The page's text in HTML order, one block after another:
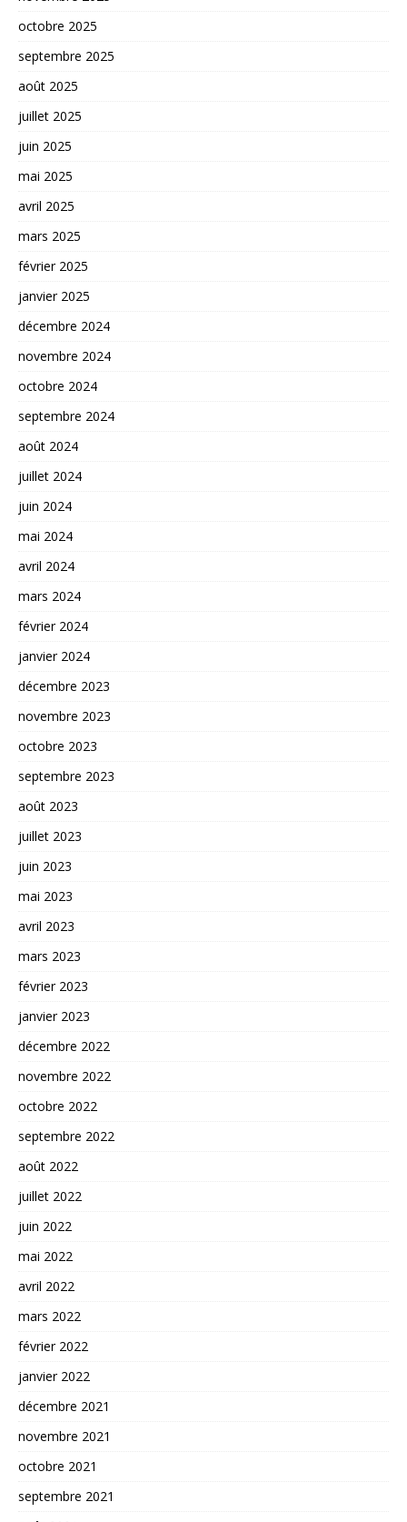
octobre 2025
septembre 2025
août 2025
juillet 2025
juin 2025
mai 2025
avril 2025
mars 2025
février 2025
janvier 2025
décembre 2024
novembre 2024
octobre 2024
septembre 2024
août 2024
juillet 2024
juin 2024
mai 2024
avril 2024
mars 2024
février 2024
janvier 2024
décembre 2023
novembre 2023
octobre 2023
septembre 2023
août 2023
juillet 2023
juin 2023
mai 2023
avril 2023
mars 2023
février 2023
janvier 2023
décembre 2022
novembre 2022
octobre 2022
septembre 2022
août 2022
juillet 2022
juin 2022
mai 2022
avril 2022
mars 2022
février 2022
janvier 2022
décembre 2021
novembre 2021
octobre 2021
septembre 2021